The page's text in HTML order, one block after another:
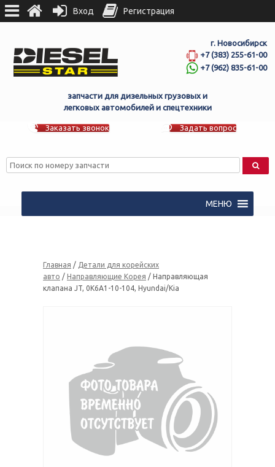
г. Новосибирск
+7 (383) 255-61-00
+7 (962) 835-61-00
запчасти для дизельных грузовых и
легковых автомобилей и спецтехники
Заказать звонок Задать вопрос
МЕНЮ
Главная / Детали для корейских
авто / Направляющие Корея / Направляющая
клапана JT, 0K6A1-10-104, Hyundai/Kia
Вход Регистрация